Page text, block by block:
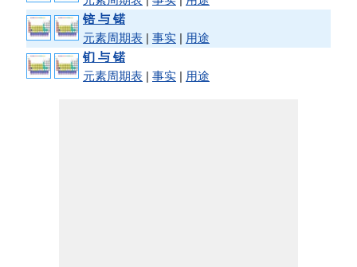
锫 与 锘
元素周期表 | 事实 | 用途
钔 与 锘
元素周期表 | 事实 | 用途